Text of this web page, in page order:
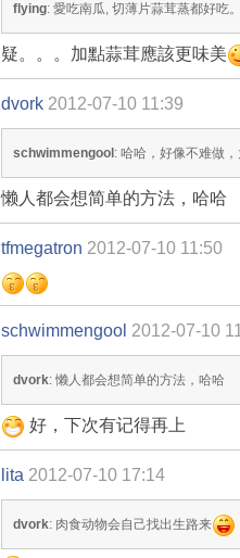
flying: 愛吃南瓜, 切薄片蒜茸蒸都好吃
疑。。。加點蒜茸應該更味美
dvork 2012-07-10 11:39
schwimmengool : 哈哈，好像不难做
懒人都会想简单的方法，哈哈
tfmegatron 2012-07-10 11:50
schwimmengool 2012-07-10
dvork: 懒人都会想简单的方法，哈哈
好，下次有记得再上
lita 2012-07-10 17:14
dvork: 肉食动物会自己找出生路来